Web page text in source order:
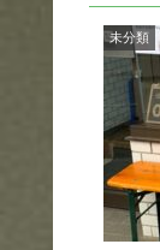
未分類